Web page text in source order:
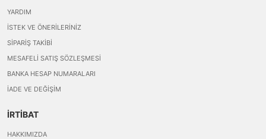
YARDIM
İSTEK VE ÖNERILERINIZ
SIPARIŞ TAKIBI
MESAFELI SATIŞ SÖZLEŞMESI
BANKA HESAP NUMARALARI
İADE VE DEĞIŞIM
İRTİBAT
HAKKIMIZDA